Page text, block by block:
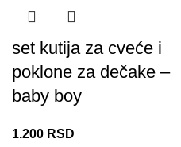
set kutija za cveće i
poklone za dečake –
baby boy
1.200 RSD